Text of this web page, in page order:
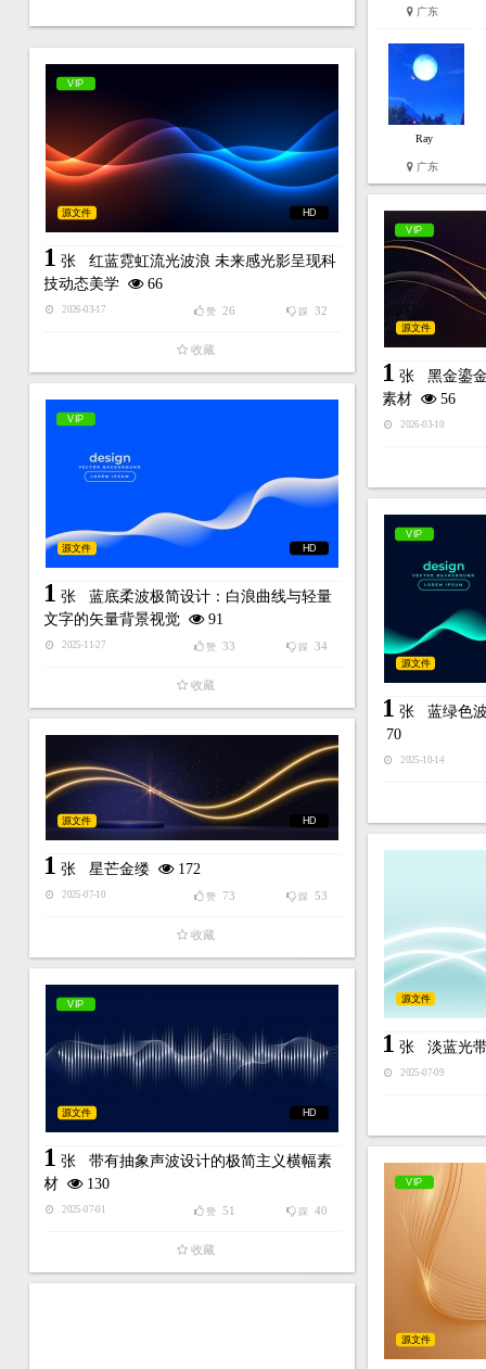
广东
Ray
广东
VIP
HD
源文件
1 张红蓝霓虹流光波浪 未来感光影呈现科
技动态美学
66
2026-03-17 踩 32
赞 26
收藏
VIP
源文件
1 张黑金鎏
素材
56
2026-03-10
VIP
HD
源文件
1 张蓝底柔波极简设计：白浪曲线与轻量
文字的矢量背景视觉
91
2025-11-27 踩 34
赞 33
收藏
VIP
源文件
1 张蓝绿色
70
2025-10-14
HD
源文件
1 张星芒金缕 172
2025-07-10 踩 53
赞 73
收藏
源文件
1 张淡蓝光
2025-07-09
VIP
HD
源文件
1 张带有抽象声波设计的极简主义横幅素
材
130
2025-07-01 踩 40
赞 51
收藏
VIP
源文件